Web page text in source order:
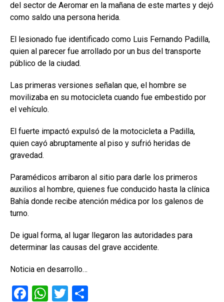
del sector de Aeromar en la mañana de este martes y dejó
como saldo una persona herida.
El lesionado fue identificado como Luis Fernando Padilla,
quien al parecer fue arrollado por un bus del transporte
público de la ciudad.
Las primeras versiones señalan que, el hombre se
movilizaba en su motocicleta cuando fue embestido por
el vehículo.
El fuerte impactó expulsó de la motocicleta a Padilla,
quien cayó abruptamente al piso y sufrió heridas de
gravedad.
Paramédicos arribaron al sitio para darle los primeros
auxilios al hombre, quienes fue conducido hasta la clínica
Bahía donde recibe atención médica por los galenos de
turno.
De igual forma, al lugar llegaron las autoridades para
determinar las causas del grave accidente.
Noticia en desarrollo…
F
W T